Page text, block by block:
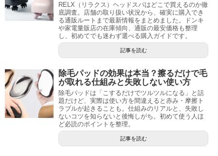
RELX（リラクス）ヘッドスパはどこで買えるのか徹
底調査。店舗の取り扱い状況から、確実に購入でき
る通販ルートまで最新情報をまとめました。ドンキ
や家電量販店の在庫傾向、通販の最安価格も整理
し、初めてでも迷わず選べる購入ガイドです。
記事を読む
除毛パッドの効果は本当？擦るだけで毛
が取れる仕組みと失敗しない使い方
除毛パッドは「こするだけでツルツルになる」と話
題だけど、実際は使い方を間違えると赤み・摩擦ト
ラブルが起きることも。仕組みのリアルと、失敗し
ないコツを知らないと後悔しがち。初めて使う人ほ
ど必読のポイントを整理。
記事を読む